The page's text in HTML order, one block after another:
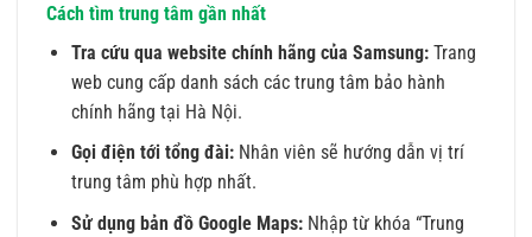
Cách tìm trung tâm gần nhất
Tra cứu qua website chính hãng của Samsung:Trang
web cung cấp danh sách các trung tâm bảo hành
chính hãng tại Hà Nội.
Gọi điện tới tổng đài:Nhân viên sẽ hướng dẫn vị trí
trung tâm phù hợp nhất.
Sử dụng bản đồ Google Maps:Nhập từ khóa “Trung